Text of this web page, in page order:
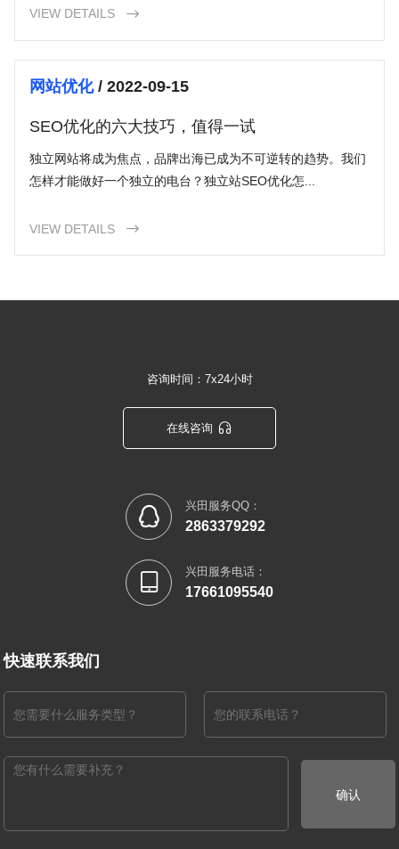
少seo
VIEW DETAILS 
网站优化/ 2022-09-15
SEO优化的六大技巧，值得一试
独立网站将成为焦点，品牌出海已成为不可逆转的趋势。我们
怎样才能做好一个独立的电台？独立站SEO优化怎...
VIEW DETAILS 
咨询时间：7x24小时
在线咨询 
 兴田服务QQ：
2863379292
 兴田服务电话：
17661095540
快速联系我们
确认